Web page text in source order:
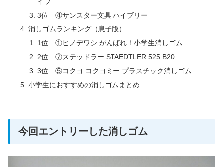
3位 ④サンスター文具 ハイブリー
消しゴムランキング（息子版）
1位 ①ヒノデワシ がんばれ！小学生消しゴム
2位 ⑦ステッドラー STAEDTLER 525 B20
3位 ⑤コクヨ コクヨミー プラスチック消しゴム
小学生におすすめの消しゴムまとめ
今回エントリーした消しゴム